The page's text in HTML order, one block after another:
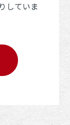
していま